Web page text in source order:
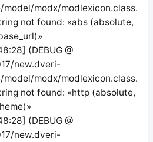
modx/
not found: «abs (absolute,
(DEBUG @
new.dveri-
modx/
not found: «http (absolute,
(DEBUG @
new.dveri-